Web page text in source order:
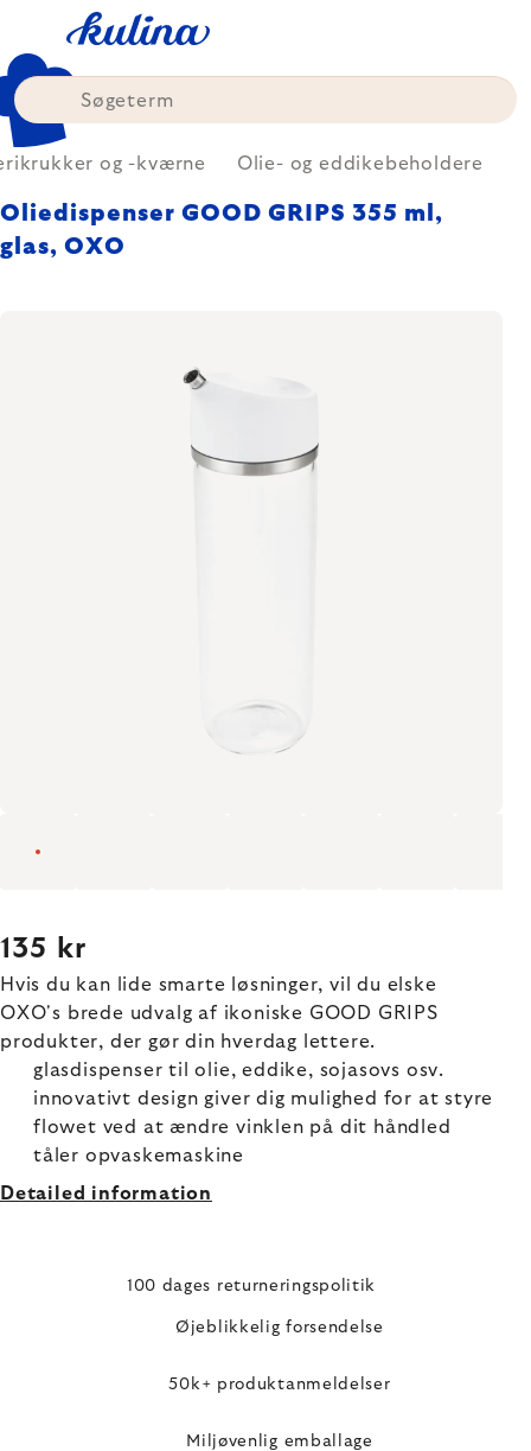
content
og -kværne Olie- og eddikebeholdere
Oliedispenser GOOD GRIPS 355 ml,
glas, OXO
135 kr
Hvis du kan lide smarte løsninger, vil du elske
OXO's brede udvalg af ikoniske GOOD GRIPS
produkter, der gør din hverdag lettere.
glasdispenser til olie, eddike, sojasovs osv.
innovativt design giver dig mulighed for at styre
flowet ved at ændre vinklen på dit håndled
tåler opvaskemaskine
Detailed information
100 dages returneringspolitik
Øjeblikkelig forsendelse
50k+ produktanmeldelser
Miljøvenlig emballage